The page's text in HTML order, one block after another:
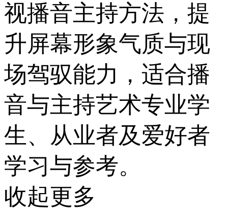
视播音主持方法，提
升屏幕形象气质与现
场驾驭能力，适合播
音与主持艺术专业学
生、从业者及爱好者
学习与参考。
收起更多